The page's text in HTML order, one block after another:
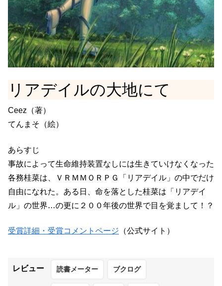
リアデイルの大地にて
Ceez（著）
てんまそ（絵）
あらすじ
事故によって生命維持装置なしには生きていけなくなった
各務桂菜は、ＶＲＭＭＯＲＰＧ「リアデイル」の中でだけ
自由になれた。ある日、命を落とした桂菜は「リアデイ
ル」の世界…の更に２００年後の世界で目を覚まして！？
受賞詳細・受賞コメントページ （公式サイト）
レビュー 読書メーター ブクログ